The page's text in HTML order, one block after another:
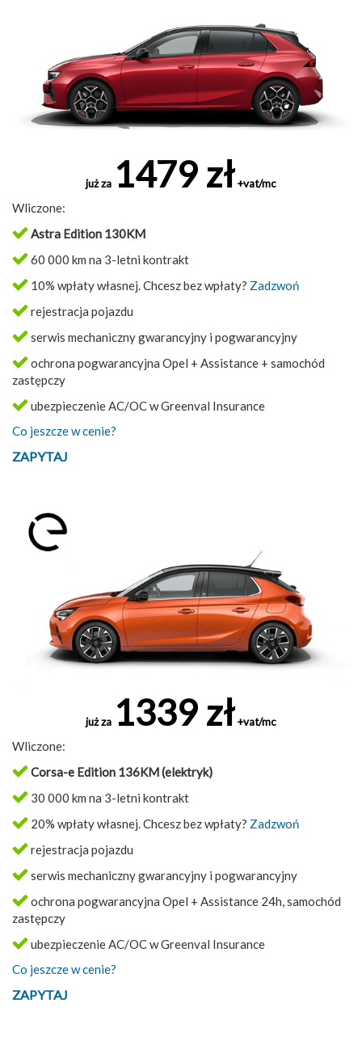
już za 1479 zł +vat/mc
Wliczone:
Astra Edition 130KM
60 000 km na 3-letni kontrakt
10% wpłaty własnej. Chcesz bez wpłaty? Zadzwoń
rejestracja pojazdu
serwis mechaniczny gwarancyjny i pogwarancyjny
ochrona pogwarancyjna Opel + Assistance + samochód
zastępczy
ubezpieczenie AC/OC w Greenval Insurance
Co jeszcze w cenie?
ZAPYTAJ
już za 1339 zł +vat/mc
Wliczone:
Corsa-e Edition 136KM (elektryk)
30 000 km na 3-letni kontrakt
20% wpłaty własnej. Chcesz bez wpłaty? Zadzwoń
rejestracja pojazdu
serwis mechaniczny gwarancyjny i pogwarancyjny
ochrona pogwarancyjna Opel + Assistance 24h, samochód
zastępczy
ubezpieczenie AC/OC w Greenval Insurance
Co jeszcze w cenie?
ZAPYTAJ